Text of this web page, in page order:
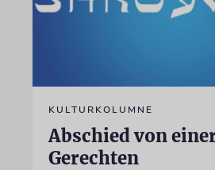
KULTURKOLUMNE
Abschied von
Gerechten